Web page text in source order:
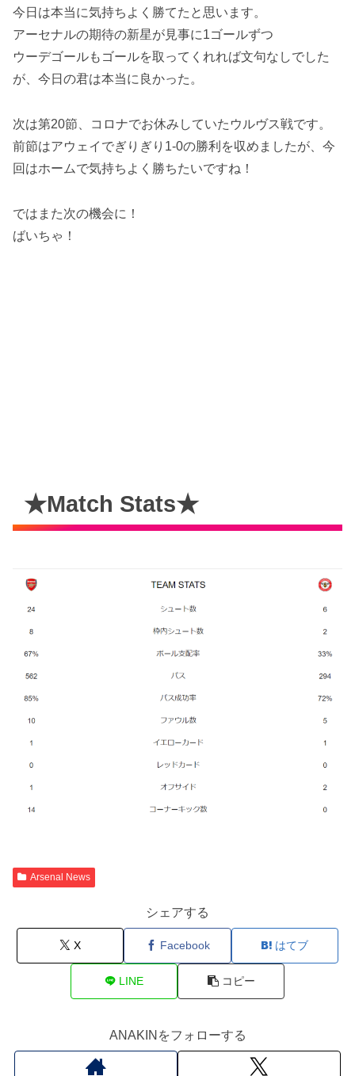
今日は本当に気持ちよく勝てたと思います。
アーセナルの期待の新星が見事に1ゴールずつ
ウーデゴールもゴールを取ってくれれば文句なしでした
が、今日の君は本当に良かった。
次は第20節、コロナでお休みしていたウルヴス戦です。
前節はアウェイでぎりぎり1-0の勝利を収めましたが、今
回はホームで気持ちよく勝ちたいですね！
ではまた次の機会に！
ばいちゃ！
★Match Stats★
Arsenal News
シェアする
X Facebook はてブ
LINE コピー
ANAKINをフォローする